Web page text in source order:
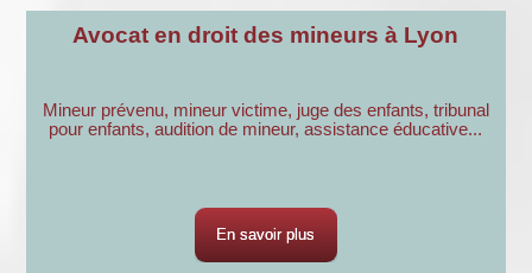
Avocat en droit des mineurs à Lyon
Mineur prévenu, mineur victime, juge des enfants, tribunal
pour enfants, audition de mineur, assistance éducative...
En savoir plus